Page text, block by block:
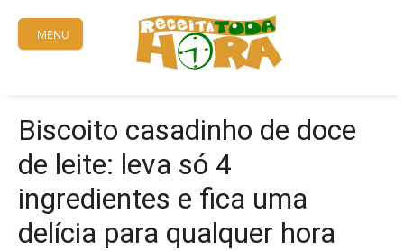
content
MENU
Biscoito casadinho de doce
de leite: leva só 4
ingredientes e fica uma
delícia para qualquer hora